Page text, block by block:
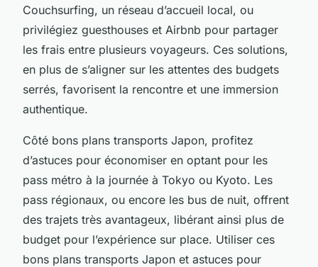
Couchsurfing, un réseau d’accueil local, ou
privilégiez guesthouses et Airbnb pour partager
les frais entre plusieurs voyageurs. Ces solutions,
en plus de s’aligner sur les attentes des budgets
serrés, favorisent la rencontre et une immersion
authentique.
Côté bons plans transports Japon, profitez
d’astuces pour économiser en optant pour les
pass métro à la journée à Tokyo ou Kyoto. Les
pass régionaux, ou encore les bus de nuit, offrent
des trajets très avantageux, libérant ainsi plus de
budget pour l’expérience sur place. Utiliser ces
bons plans transports Japon et astuces pour